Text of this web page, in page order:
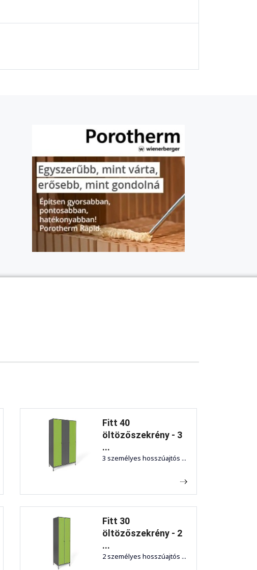
Fitt 40
öltözőszekrény - 3
...
3 személyes hosszúajtós ...
Fitt 30
öltözőszekrény - 2
...
2 személyes hosszúajtós ...